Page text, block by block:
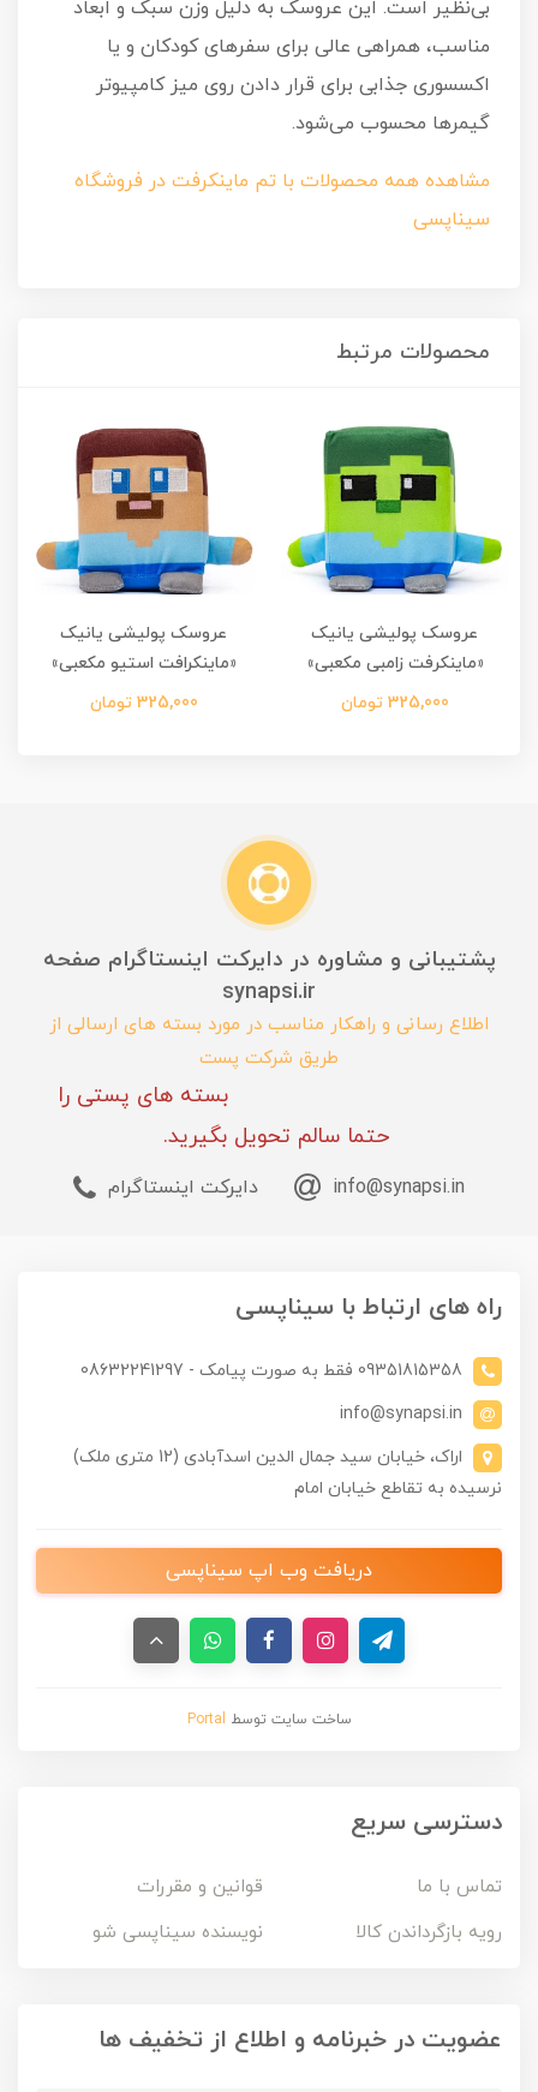
بی‌نظیر است. این عروسک به دلیل وزن سبک و ابعاد
مناسب، همراهی عالی برای سفرهای کودکان و یا
اکسسوری جذابی برای قرار دادن روی میز کامپیوتر
گیمرها محسوب می‌شود.
مشاهده همه محصولات با تم ماینکرفت در فروشگاه
سیناپسی
محصولات مرتبط
عروسک پولیشی یانیک
«ماینکرفت زامبی مکعبی»
325,000 تومان
عروسک پولیشی یانیک
«ماینکرافت استیو مکعبی»
325,000 تومان
پشتیبانی و مشاوره در دایرکت اینستاگرام صفحه
synapsi.ir
اطلاع رسانی و راهکار مناسب در مورد بسته های ارسالی از
طریق شرکت پست
بسته های پستی را
حتما سالم تحویل بگیرید.
info@synapsi.in دایرکت اینستاگرام
راه های ارتباط با سیناپسی
09351815358 فقط به صورت پیامک - 08632241297
info@synapsi.in
اراک، خیابان سید جمال الدین اسدآبادی (12 متری ملک)
نرسیده به تقاطع خیابان امام
دریافت وب اپ سیناپسی
ساخت سایت توسط Portal
دسترسی سریع
تماس با ما
قوانین و مقررات
رویه بازگرداندن کالا
نویسنده سیناپسی شو
عضویت در خبرنامه و اطلاع از تخفیف ها